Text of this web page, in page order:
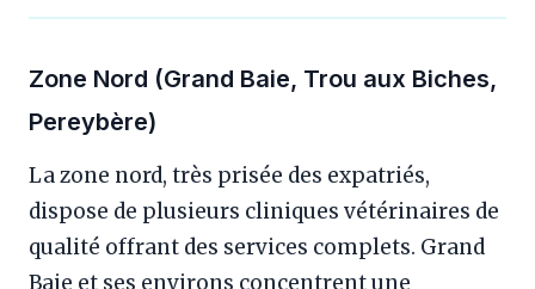
Zone Nord (Grand Baie, Trou aux Biches,
Pereybère)
La zone nord, très prisée des expatriés,
dispose de plusieurs cliniques vétérinaires de
qualité offrant des services complets. Grand
Baie et ses environs concentrent une